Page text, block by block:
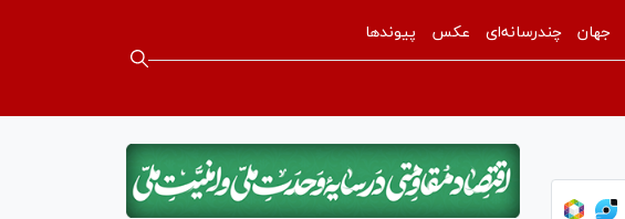
جهان چندرسانه‌ای عکس پیوندها